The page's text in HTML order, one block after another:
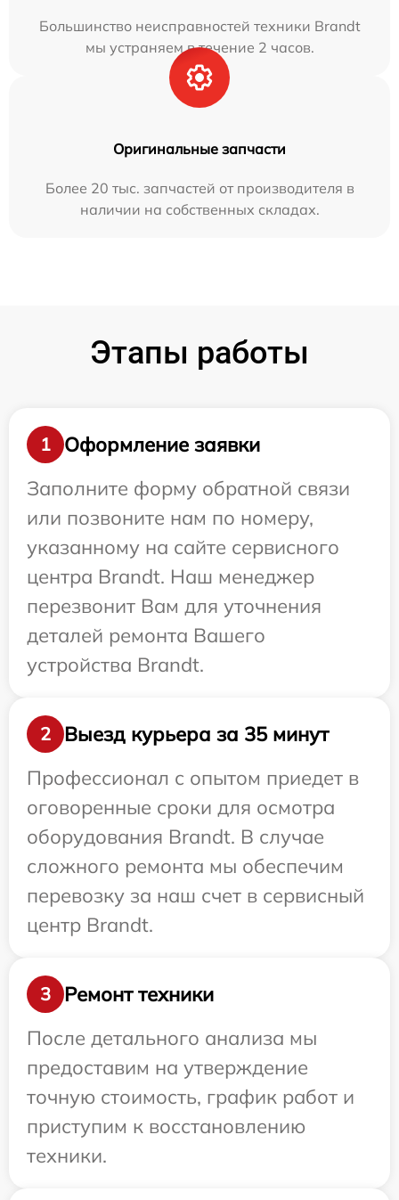
Большинство неисправностей техники Brandt
мы устраняем в течение 2 часов.
Оригинальные запчасти
Более 20 тыс. запчастей от производителя в
наличии на собственных складах.
Этапы работы
1
Оформление заявки
Заполните форму обратной связи
или позвоните нам по номеру,
указанному на сайте сервисного
центра Brandt. Наш менеджер
перезвонит Вам для уточнения
деталей ремонта Вашего
устройства Brandt.
2
Выезд курьера за 35 минут
Профессионал с опытом приедет в
оговоренные сроки для осмотра
оборудования Brandt. В случае
сложного ремонта мы обеспечим
перевозку за наш счет в сервисный
центр Brandt.
3
Ремонт техники
После детального анализа мы
предоставим на утверждение
точную стоимость, график работ и
приступим к восстановлению
техники.